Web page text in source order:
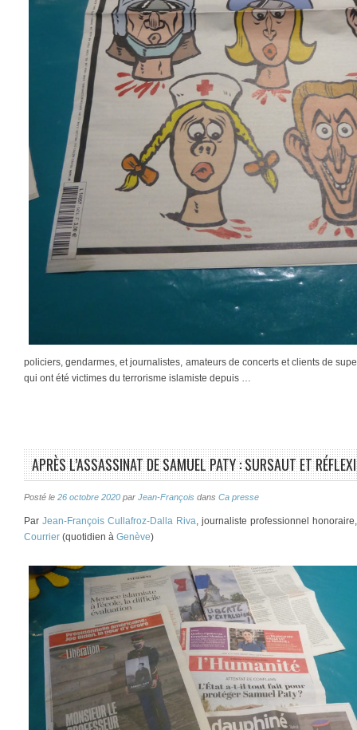
policiers, gendarmes, et journalistes, amateurs de concerts et clients de
qui ont été victimes du terrorisme islamiste depuis …
APRÈS L’ASSASSINAT DE SAMUEL PATY : SURSAUT ET
Posté le 26 octobre 2020 par Jean-François dans Ca presse
Par Jean-François Cullafroz-Dalla Riva , journaliste professionnel
Courrier (quotidien à Genève)